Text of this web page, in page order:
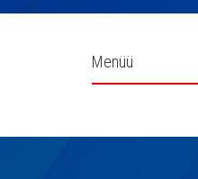
Verekeskus
Külgpaani
Menüü